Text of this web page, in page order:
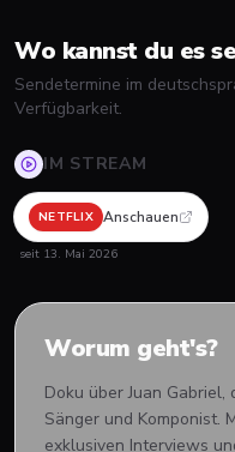
Wo kannst du es
Sendetermine im
Verfügbarkeit.
IM STREAM
NETFLIX Anschauen
seit 13. Mai 2026
Worum geht's?
Doku über Juan
Sänger und Komponist.
exklusiven Interviews